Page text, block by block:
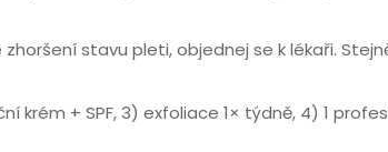
stavu pleti, objednej se k lékaři.
+ SPF, 3) exfoliace 1× týdně, 4) 1